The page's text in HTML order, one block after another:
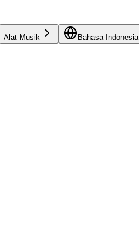
Alat Musik
Bahasa Indonesia